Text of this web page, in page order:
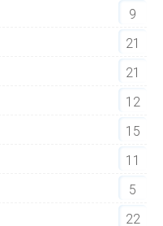
9
21
21
12
15
11
5
22